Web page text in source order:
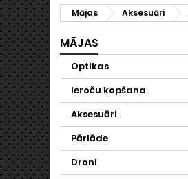
Mājas Aksesuāri
MĀJAS
Optikas
Ieroču kopšana
Aksesuāri
Pārlāde
Droni